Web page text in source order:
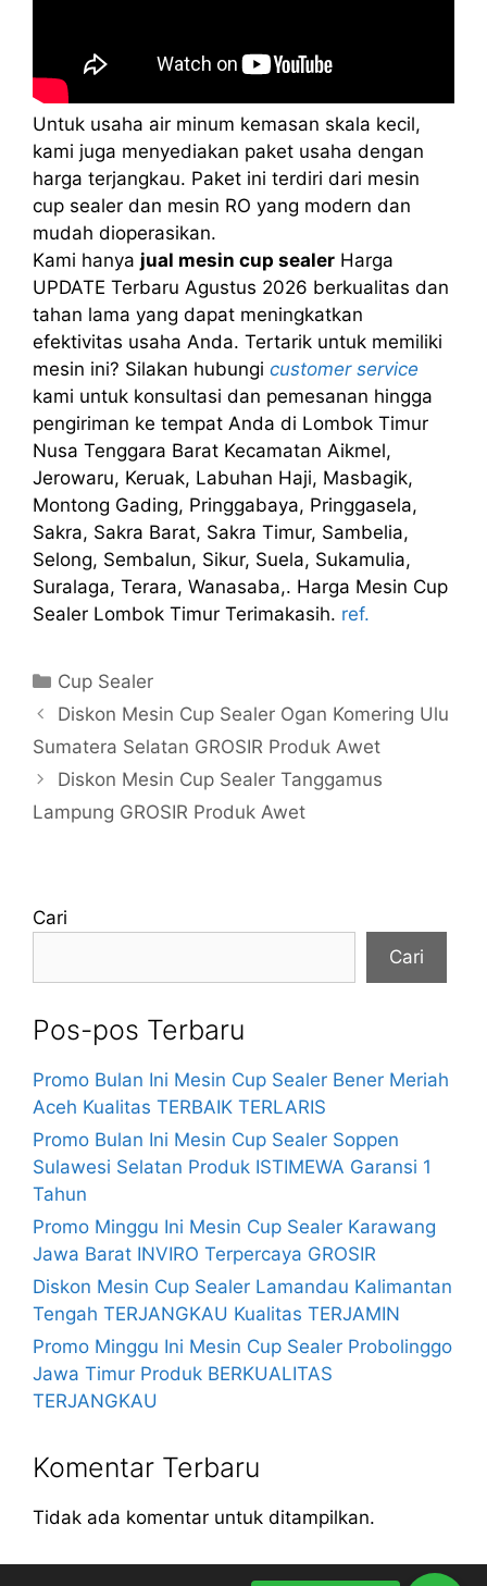
Untuk usaha air minum kemasan skala kecil,
kami juga menyediakan paket usaha dengan
harga terjangkau. Paket ini terdiri dari mesin
cup sealer dan mesin RO yang modern dan
mudah dioperasikan.
Kami hanya jual mesin cup sealer Harga
UPDATE Terbaru Agustus 2026 berkualitas dan
tahan lama yang dapat meningkatkan
efektivitas usaha Anda. Tertarik untuk memiliki
mesin ini? Silakan hubungi customer service
kami untuk konsultasi dan pemesanan hingga
pengiriman ke tempat Anda di Lombok Timur
Nusa Tenggara Barat Kecamatan Aikmel,
Jerowaru, Keruak, Labuhan Haji, Masbagik,
Montong Gading, Pringgabaya, Pringgasela,
Sakra, Sakra Barat, Sakra Timur, Sambelia,
Selong, Sembalun, Sikur, Suela, Sukamulia,
Suralaga, Terara, Wanasaba,. Harga Mesin Cup
Sealer Lombok Timur Terimakasih. ref.
Kategori
Cup Sealer
Diskon Mesin Cup Sealer Ogan Komering Ulu
Sumatera Selatan GROSIR Produk Awet
Diskon Mesin Cup Sealer Tanggamus
Lampung GROSIR Produk Awet
Cari
Cari
Pos-pos Terbaru
Promo Bulan Ini Mesin Cup Sealer Bener Meriah
Aceh Kualitas TERBAIK TERLARIS
Promo Bulan Ini Mesin Cup Sealer Soppen
Sulawesi Selatan Produk ISTIMEWA Garansi 1
Tahun
Promo Minggu Ini Mesin Cup Sealer Karawang
Jawa Barat INVIRO Terpercaya GROSIR
Diskon Mesin Cup Sealer Lamandau Kalimantan
Tengah TERJANGKAU Kualitas TERJAMIN
Promo Minggu Ini Mesin Cup Sealer Probolinggo
Jawa Timur Produk BERKUALITAS
TERJANGKAU
Komentar Terbaru
Tidak ada komentar untuk ditampilkan.